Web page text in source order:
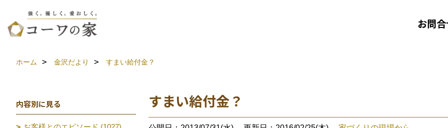
お問
ホーム 金沢だより すまい給付金？
すまい給付金？
内容別に見る